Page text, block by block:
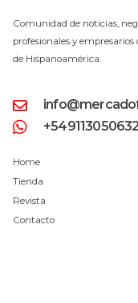
Comunidad de noticias,
profesionales y
de Hispanoamérica.
Home
Tienda
Revista
Contacto